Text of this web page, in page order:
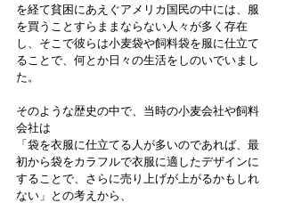
を経て貧困にあえぐアメリカ国民の中には、服
を買うことすらままならない人々が多く存在
し、そこで彼らは小麦袋や飼料袋を服に仕立て
ることで、何とか日々の生活をしのいでいまし
た。
そのような歴史の中で、当時の小麦会社や飼料
会社は
「袋を衣服に仕立てる人が多いのであれば、最
初から袋をカラフルで衣服に適したデザインに
することで、さらに売り上げが上がるかもしれ
ない」との考えから、